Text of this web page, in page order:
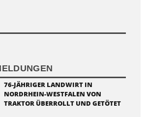
76-JÄHRIGER LANDWIRT IN
NORDRHEIN-WESTFALEN VON
TRAKTOR ÜBERROLLT UND GETÖTET